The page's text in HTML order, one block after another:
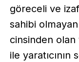
göreceli ve
sahibi
cinsinden
ile